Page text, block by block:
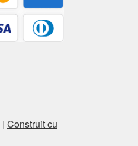
Construit cu